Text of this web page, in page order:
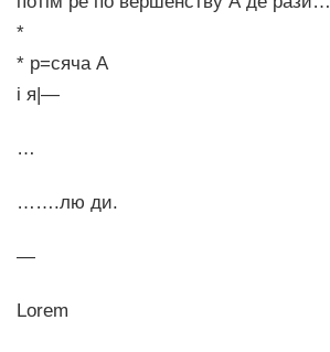
*
* р=сяча А
і я|—
…
…….лю ди.
—
Lorem